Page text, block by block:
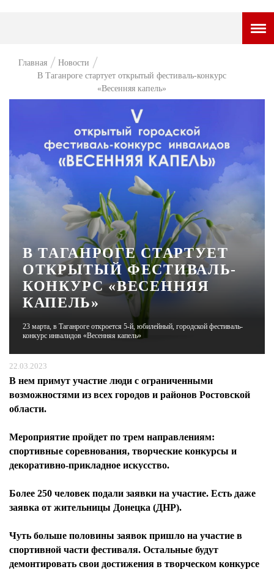
НОВОСТИ
ПРЕМЬЕРА
ТАМ И ТУТ
ХАЙП
ЧЕЛОВЕК ОСОБЕННЫЙ
КУЛЬТ ЕДЫ
АФИША
ЖУРНАЛ
Главная
Новости
В Таганроге стартует открытый фестиваль-конкурс
«Весенняя капель»
В ТАГАНРОГЕ СТАРТУЕТ
ОТКРЫТЫЙ ФЕСТИВАЛЬ-
КОНКУРС «ВЕСЕННЯЯ
КАПЕЛЬ»
23 марта, в Таганроге откроется 5-й, юбилейный, городской фестиваль-
конкурс инвалидов «Весенняя капель»
22.03.2023
В нем примут участие люди с ограниченными
возможностями из всех городов и районов Ростовской
области.
Мероприятие пройдет по трем направлениям:
спортивные соревнования, творческие конкурсы и
декоративно-прикладное искусство.
Более 250 человек подали заявки на участие. Есть даже
заявка от жительницы Донецка (ДНР).
Чуть больше половины заявок пришло на участие в
спортивной части фестиваля. Остальные будут
демонтировать свои достижения в творческом конкурсе